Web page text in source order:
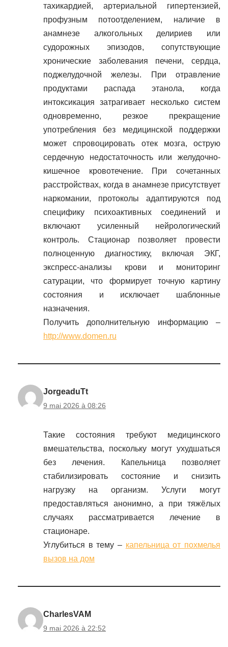
тахикардией, артериальной гипертензией,
профузным потоотделением, наличие в
анамнезе алкогольных делириев или
судорожных эпизодов, сопутствующие
хронические заболевания печени, сердца,
поджелудочной железы. При отравление
продуктами распада этанола, когда
интоксикация затрагивает несколько систем
одновременно, резкое прекращение
употребления без медицинской поддержки
может спровоцировать отек мозга, острую
сердечную недостаточность или желудочно-
кишечное кровотечение. При сочетанных
расстройствах, когда в анамнезе присутствует
наркомании, протоколы адаптируются под
специфику психоактивных соединений и
включают усиленный нейрологический
контроль. Стационар позволяет провести
полноценную диагностику, включая ЭКГ,
экспресс-анализы крови и мониторинг
сатурации, что формирует точную картину
состояния и исключает шаблонные
назначения.
Получить дополнительную информацию –
http://www.domen.ru
JorgeaduTt
9 mai 2026 à 08:26
Такие состояния требуют медицинского
вмешательства, поскольку могут ухудшаться
без лечения. Капельница позволяет
стабилизировать состояние и снизить
нагрузку на организм. Услуги могут
предоставляться анонимно, а при тяжёлых
случаях рассматривается лечение в
стационаре.
Углубиться в тему – капельница от похмелья
вызов на дом
CharlesVAM
9 mai 2026 à 22:52